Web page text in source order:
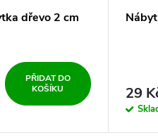
dřevo 2 cm
PŘIDAT DO
KOŠÍKU
29